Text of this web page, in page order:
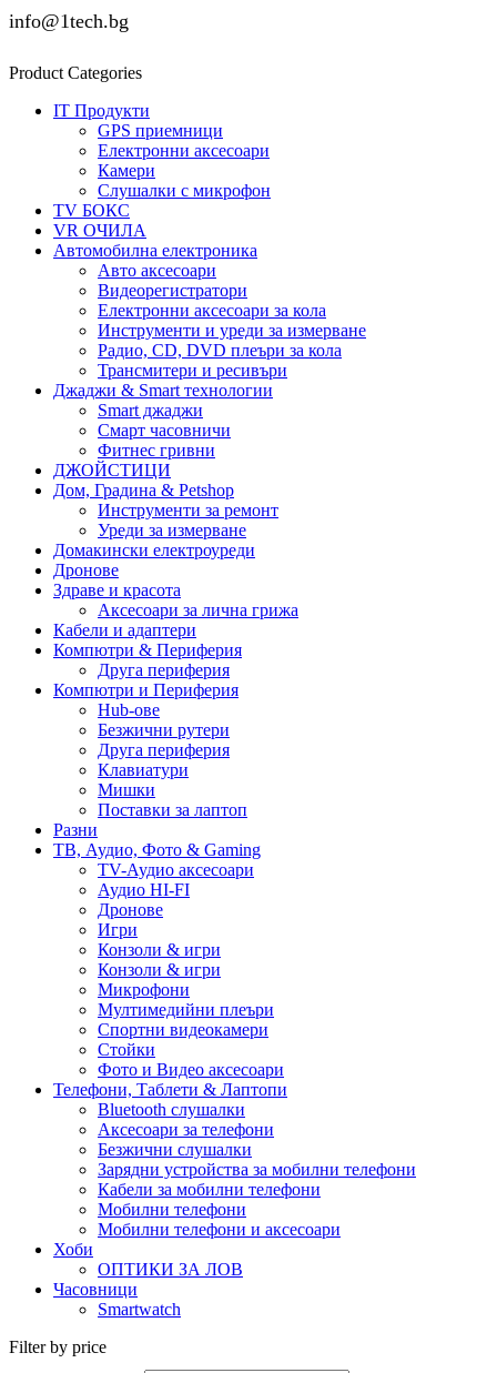
info@1tech.bg
Product Categories
IT Продукти
GPS приемници
Електронни аксесоари
Камери
Слушалки с микрофон
TV БОКС
VR ОЧИЛА
Автомобилна електроника
Авто аксесоари
Видеорегистратори
Електронни аксесоари за кола
Инструменти и уреди за измерване
Радио, CD, DVD плеъри за кола
Трансмитери и ресивъри
Джаджи & Smart технологии
Smart джаджи
Смарт часовничи
Фитнес гривни
ДЖОЙСТИЦИ
Дом, Градина & Petshop
Инструменти за ремонт
Уреди за измерване
Домакински електроуреди
Дронове
Здраве и красота
Аксесоари за лична грижа
Кабели и адаптери
Компютри & Периферия
Друга периферия
Компютри и Периферия
Hub-ове
Безжични рутери
Друга периферия
Клавиатури
Мишки
Поставки за лаптоп
Разни
ТВ, Аудио, Фото & Gaming
TV-Аудио аксесоари
Аудио HI-FI
Дронове
Игри
Конзоли & игри
Конзоли & игри
Микрофони
Мултимедийни плеъри
Спортни видеокамери
Стойки
Фото и Видео аксесоари
Телефони, Таблети & Лаптопи
Bluetooth слушалки
Аксесоари за телефони
Безжични слушалки
Зарядни устройства за мобилни телефони
Кабели за мобилни телефони
Мобилни телефони
Мобилни телефони и аксесоари
Хоби
ОПТИКИ ЗА ЛОВ
Часовници
Smartwatch
Filter by price